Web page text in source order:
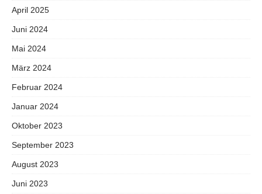
April 2025
Juni 2024
Mai 2024
März 2024
Februar 2024
Januar 2024
Oktober 2023
September 2023
August 2023
Juni 2023